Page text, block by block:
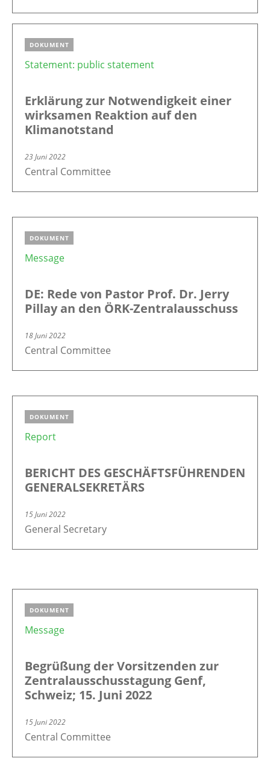
DOKUMENT
Statement: public statement
Erklärung zur Notwendigkeit einer
wirksamen Reaktion auf den
Klimanotstand
23 Juni 2022
Central Committee
DOKUMENT
Message
DE: Rede von Pastor Prof. Dr. Jerry
Pillay an den ÖRK-Zentralausschuss
18 Juni 2022
Central Committee
DOKUMENT
Report
BERICHT DES GESCHÄFTSFÜHRENDEN
GENERALSEKRETÄRS
15 Juni 2022
General Secretary
DOKUMENT
Message
Begrüßung der Vorsitzenden zur
Zentralausschusstagung Genf,
Schweiz; 15. Juni 2022
15 Juni 2022
Central Committee